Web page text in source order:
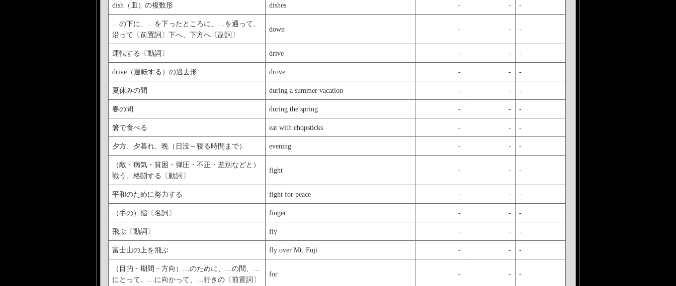
dish（皿）の複数形 dishes - - -
…の下に、…を下ったところに、…を通って、
沿って〔前置詞〕下へ、下方へ〔副詞〕
down - - -
運転する〔動詞〕 drive - - -
drive（運転する）の過去形 drove - - -
夏休みの間 during a summer vacation - - -
春の間 during the spring - - -
箸で食べる eat with chopsticks - - -
夕方、夕暮れ、晩（日没～寝る時間まで） evening - - -
（敵・病気・貧困・弾圧・不正・差別などと）
戦う、格闘する〔動詞〕
fight - - -
平和のために努力する fight for peace - - -
（手の）指〔名詞〕 finger - - -
飛ぶ〔動詞〕 fly - - -
富士山の上を飛ぶ fly over Mt. Fuji - - -
（目的・期間・方向）…のために、…の間、…
にとって、…に向かって、…行きの〔前置詞〕
for - - -